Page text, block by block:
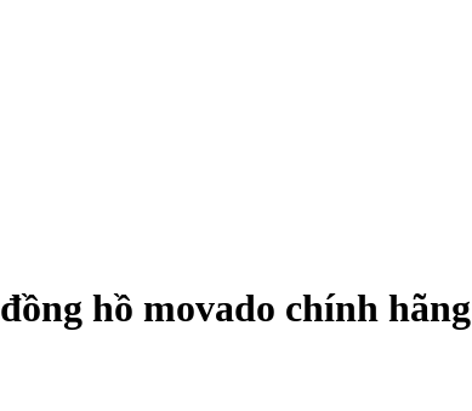
đồng hồ movado chính hãng